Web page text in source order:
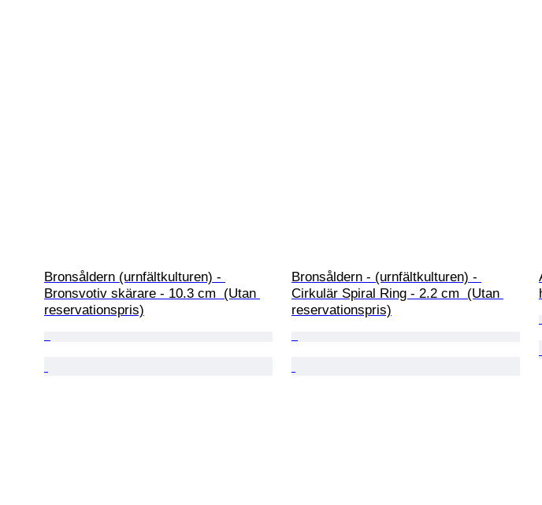
Bronsåldern (urnfältkulturen) -
Bronsvotiv skärare - 10.3 cm  (Utan
reservationspris)
Bronsåldern - (urnfältkulturen) -
Cirkulär Spiral Ring - 2.2 cm  (Utan
reservationspris)